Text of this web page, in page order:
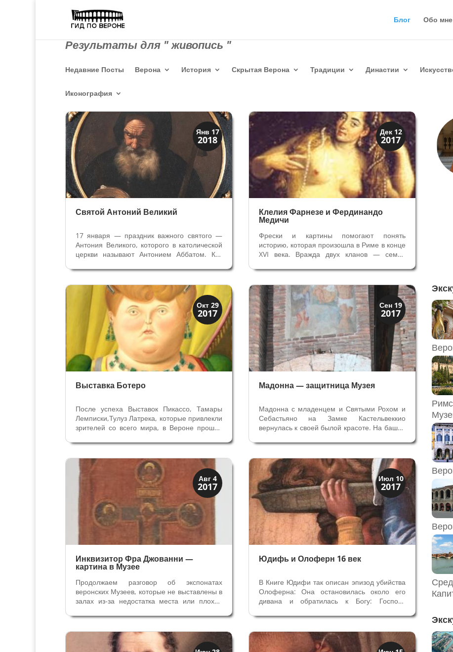
Блог Обо мне
Результаты для " живопись "
Недавние Посты Верона История Скрытая Верона Традиции Династии
Иконография
Янв 17
2018
Святые и реликвии
Традиции
Святой Антоний Великий
17 января — праздник важного святого —
Антония Великого, которого в католической
церкви называют Антонием Аббатом. Как
познакомиться, увидев посвященные ему
произведения искусства разных времен. Он
родился в Египте около 250 года и стал...
Окт 29
2017
Искусство
Музеи
Выставка Ботеро
После успеха Выставок Пикассо, Тамары
Лемписки,Тулуз Латрека, которые привлекли
зрителей со всего мира, в Вероне прошла
знаменитого колумбийского художника Ферн
андо Ботеро. В Вероне он решил отметить
свои юбилеи – 85 лет жизни и 50 лет
творчества. В Вероне...
Авг 4
2017
Искусство
Музеи
Инквизитор Фра Джованни —
картина в Музее
Продолжаем разговор об экспонатах
веронских Музеев, которые не выставлены в
залах из-за недостатка места или плохой
веронском Музее Кастельвеккио выставлено
чуть больше 600 произведений, а в
запасниках хранится около 30 тысяч...
История
Дек 12
2017
Династии
Медичи Флоренция
Клелия Фарнезе и Фердинандо
Медичи
Фрески и картины помогают понять
историю, которая произошла в Риме в конце
XVI века. Вражда двух кланов — семей
этих родов вовлекла в свою орбиту судьбу
девушки — незаконной дочери Кардинала
Фарнезе — Клелии. Кардинал
Фердинандо...
Сен 19
2017
Искусство
Музеи
Мадонна — защитница Музея
Мадонна с младенцем и Святыми Рохом и
Себастьяно на Замке Кастельвеккио
вернулась к своей былой красоте. На башне
является главным входом в городской
Музей, фреска была написана в 1574 году.
Изображение Мадонны с младенцем со...
Июл 10
2017
История
Мифы и Библия
Юдифь и Олоферн 16 век
В Книге Юдифи так описан эпизод убийства
Олоферна: Она остановилась около его
дивана и обратилась к Богу: Господь
в честь Иерусалима. Обращаюсь к тебе,
чтобы удался мой план победить наших
врагов. Юдифь приблизилась к балдахину...
Искусство